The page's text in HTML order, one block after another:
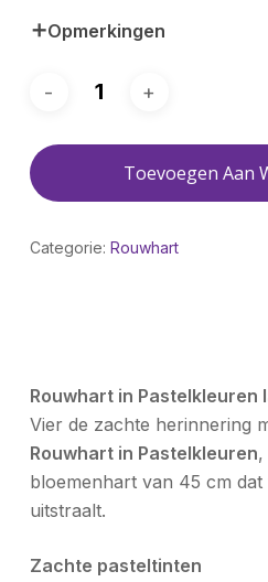
Opmerkingen
Toevoegen Aan
Categorie: Rouwhart
Rouwhart in Pastelkleuren
Vier de zachte herinnering
Rouwhart in Pastelkleuren,
bloemenhart van 45 cm
uitstraalt.
Zachte pasteltinten